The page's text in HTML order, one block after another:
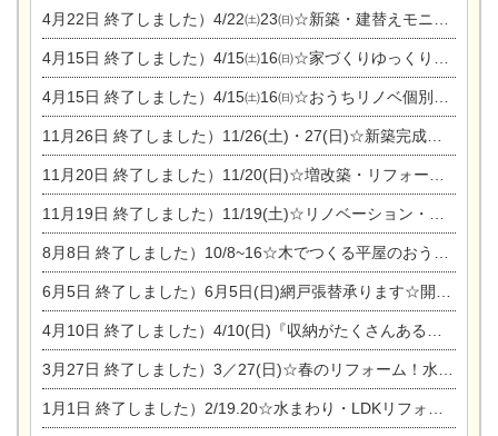
4月22日 終了しました）4/22㈯23㈰☆新築・建替えモニター募集個別相談会
4月15日 終了しました）4/15㈯16㈰☆家づくりゆっくりじっくり個別相談会
4月15日 終了しました）4/15㈯16㈰☆おうちリノベ個別相談会
11月26日 終了しました）11/26(土)・27(日)☆新築完成見学会 in一宮市あずら
11月20日 終了しました）11/20(日)☆増改築・リフォームまつり＆秋の味覚まつり＆芸術祭
11月19日 終了しました）11/19(土)☆リノベーション・家の修理まつり＆増改築・リフォームまつりin扶桑ゴルフ
8月8日 終了しました）10/8~16☆木でつくる平屋のおうちのつくり方【完全予約制】
6月5日 終了しました）6月5日(日)網戸張替承ります☆開催！
4月10日 終了しました）4/10(日)『収納がたくさんあるおうち現場見学会』
3月27日 終了しました）3／27(日)☆春のリフォーム！水まわりLDKリフォーム相談会&今がチャンス！エアコン相談会
1月1日 終了しました）2/19.20☆水まわり・LDKリフォーム相談会＆エアコン相談会